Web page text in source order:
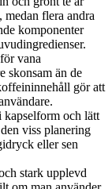
medan flera andra
komponenter
vana
skonsam än de
gör att
kapselform och lätt
viss planering
eller sen
stark upplevd